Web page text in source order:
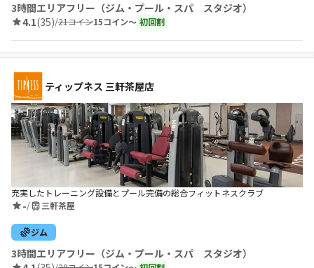
3時間エリアフリー（ジム・プール・スパ スタジオ）
4.1(35)/21コイン15コイン〜 初回割
ティップネス 三軒茶屋店
充実したトレーニング設備とプール完備の総合フィットネスクラブ
-/ 三軒茶屋
ジム
3時間エリアフリー（ジム・プール・スパ スタジオ）